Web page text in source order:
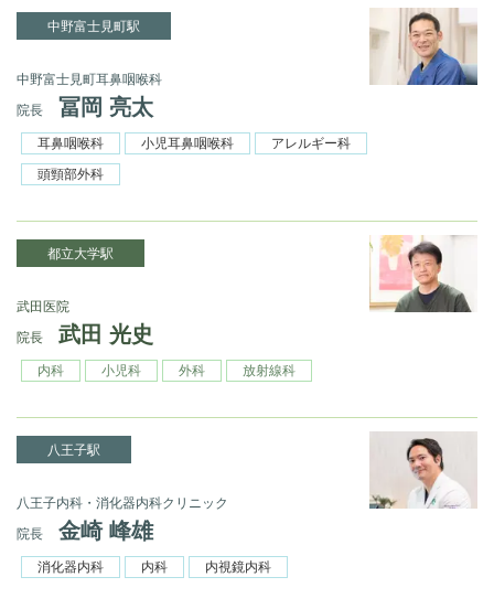
中野富士見町駅
中野富士見町耳鼻咽喉科
院長
冨岡 亮太
耳鼻咽喉科 小児耳鼻咽喉科
アレルギー科
頭頸部外科
都立大学駅
武田医院
院長
武田 光史
内科 小児科 外科 放射線科
八王子駅
八王子内科・消化器内科クリニック
院長
金崎 峰雄
消化器内科 内科 内視鏡内科